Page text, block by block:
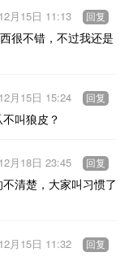
很不错，不过我还是
月15日 11:13 回复
叫狼皮？
月15日 15:24 回复
清楚，大家叫习惯了
月18日 23:45 回复
月15日 11:32 回复